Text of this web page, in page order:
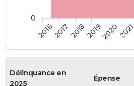
20162017 201820192020
0
Délinquance en
2025
Épense